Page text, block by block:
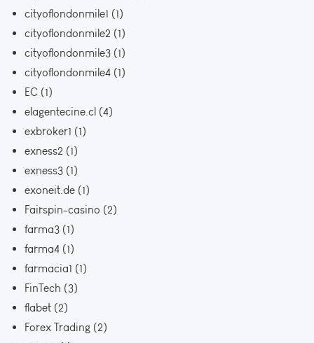
cityoflondonmile1 (1)
cityoflondonmile2 (1)
cityoflondonmile3 (1)
cityoflondonmile4 (1)
EC (1)
elagentecine.cl (4)
exbroker1 (1)
exness2 (1)
exness3 (1)
exoneit.de (1)
Fairspin-casino (2)
farma3 (1)
farma4 (1)
farmacia1 (1)
FinTech (3)
flabet (2)
Forex Trading (2)